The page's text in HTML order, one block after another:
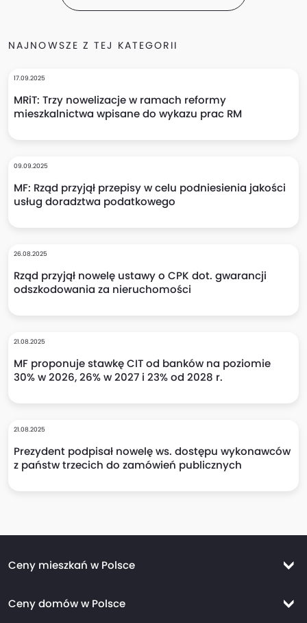
NAJNOWSZE Z TEJ KATEGORII
17.09.2025
MRiT: Trzy nowelizacje w ramach reformy
mieszkalnictwa wpisane do wykazu prac RM
09.09.2025
MF: Rząd przyjął przepisy w celu podniesienia jakości
usług doradztwa podatkowego
26.08.2025
Rząd przyjął nowelę ustawy o CPK dot. gwarancji
odszkodowania za nieruchomości
21.08.2025
MF proponuje stawkę CIT od banków na poziomie
30% w 2026, 26% w 2027 i 23% od 2028 r.
21.08.2025
Prezydent podpisał nowelę ws. dostępu wykonawców
z państw trzecich do zamówień publicznych
Ceny mieszkań w Polsce
Ceny mieszkań Kraków
Ceny domów w Polsce